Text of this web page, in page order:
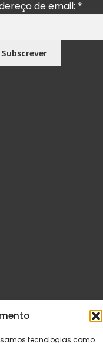
tecnologias como
de email: *